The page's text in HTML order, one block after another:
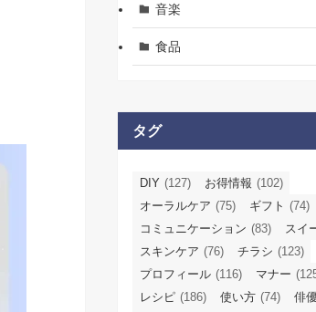
音楽
食品
タグ
DIY (127) お得情報 (102)
オーラルケア (75) ギフト (74)
コミュニケーション (83) スイ
スキンケア (76) チラシ (123)
プロフィール (116) マナー
レシピ (186) 使い方 (74) 俳